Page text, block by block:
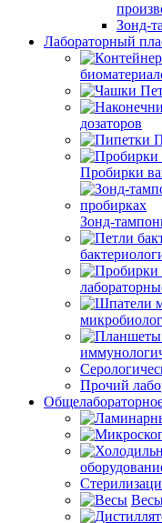
Зонд-
Лабораторный
дозаторов
Пробирки
Зонд-
Прочий